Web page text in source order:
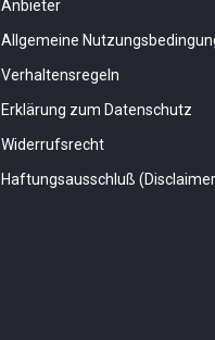
Anbieter
Allgemeine
Verhaltensregeln
Erklärung zum Datenschutz
Widerrufsrecht
Haftungsausschluß